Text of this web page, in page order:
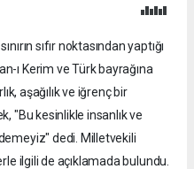
sıfır noktasından yaptığı
ı Kerim ve Türk bayrağına
aşağılık ve iğrenç bir
"Bu kesinlikle insanlık ve
dedi. Milletvekili
ilgili de açıklamada bulundu.